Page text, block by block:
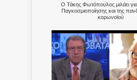
Ο Τάκης Φωτόπουλος μιλάει
Παγκοσμιοποίησης και της
κορωνοϊού